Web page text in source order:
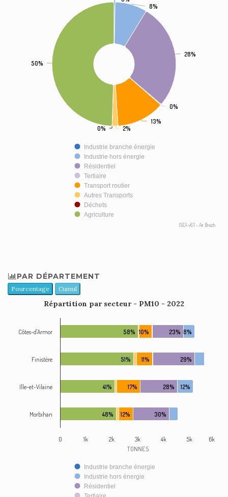
8%
8%
28%
28%
0%
0%
13%
13%
2%
2%
0%
0%
50%
50%
Industrie branche énergie
Industrie hors énergie
Résidentiel
Tertiaire
Transport routier
Autres Transports
Déchets
Agriculture
ISEA v6.1 - Air Breizh
PAR DÉPARTEMENT
Pourcentage Cumul
Répartition par secteur - PM10 - 2022
TONNES
8%
12%
23%
29%
28%
30%
10%
11%
17%
12%
58%
51%
41%
48%
Industrie branche énergie
Industrie hors énergie
Résidentiel
0 1k 2k 3k 4k 5k 6k
Côtes-d'Armor
Finistère
Ille-et-Vilaine
Morbihan